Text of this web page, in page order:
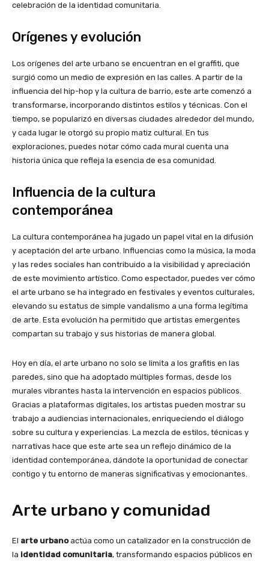
celebración de la identidad comunitaria.
Orígenes y evolución
Los orígenes del arte urbano se encuentran en el graffiti, que
surgió como un medio de expresión en las calles. A partir de la
influencia del hip-hop y la cultura de barrio, este arte comenzó a
transformarse, incorporando distintos estilos y técnicas. Con el
tiempo, se popularizó en diversas ciudades alrededor del mundo,
y cada lugar le otorgó su propio matiz cultural. En tus
exploraciones, puedes notar cómo cada mural cuenta una
historia única que refleja la esencia de esa comunidad.
Influencia de la cultura
contemporánea
La cultura contemporánea ha jugado un papel vital en la difusión
y aceptación del arte urbano. Influencias como la música, la moda
y las redes sociales han contribuido a la visibilidad y apreciación
de este movimiento artístico. Como espectador, puedes ver cómo
el arte urbano se ha integrado en festivales y eventos culturales,
elevando su estatus de simple vandalismo a una forma legítima
de arte. Esta evolución ha permitido que artistas emergentes
compartan su trabajo y sus historias de manera global.
Hoy en día, el arte urbano no solo se limita a los grafitis en las
paredes, sino que ha adoptado múltiples formas, desde los
murales vibrantes hasta la intervención en espacios públicos.
Gracias a plataformas digitales, los artistas pueden mostrar su
trabajo a audiencias internacionales, enriqueciendo el diálogo
sobre su cultura y experiencias. La mezcla de estilos, técnicas y
narrativas hace que este arte sea un reflejo dinámico de la
identidad contemporánea, dándote la oportunidad de conectar
contigo y tu entorno de maneras significativas y emocionantes.
Arte urbano y comunidad
El arte urbanoactúa como un catalizador en la construcción de
la identidad comunitaria, transformando espacios públicos en